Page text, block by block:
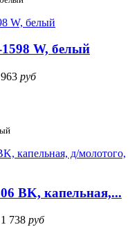
W, белый
963 руб
BK, капельная,...
1 738 руб